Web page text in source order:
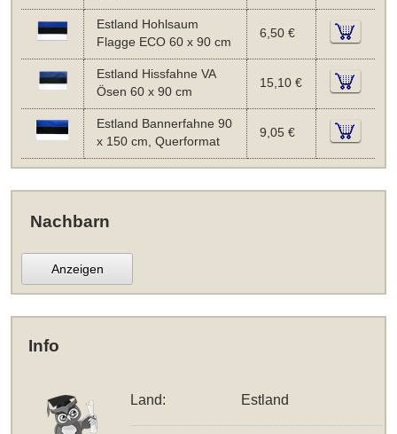
Estland Hohlsaum
Flagge ECO 60 x 90 cm
6,50 €
Estland Hissfahne VA
Ösen 60 x 90 cm
15,10 €
Estland Bannerfahne 90
x 150 cm, Querformat
9,05 €
Nachbarn
Anzeigen
Info
Land: Estland